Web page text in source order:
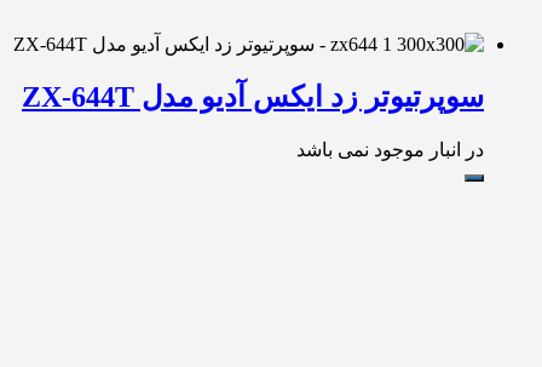
سوپرتیوتر زد ایکس آدیو مدل ZX-644T
در انبار موجود نمی باشد